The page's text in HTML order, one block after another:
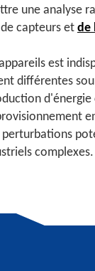
une analyse
capteurs et de
est
différentes
complexes.